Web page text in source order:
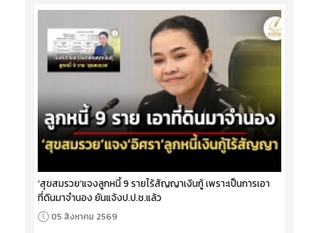
‘สุขสมรวย’แจงลูกหนี้ 9 รายไร้สัญญาเงินกู้ เพราะเป็นการเอา
ที่ดินมาจำนอง ยันแจ้งป.ป.ช.แล้ว
05 สิงหาคม 2569